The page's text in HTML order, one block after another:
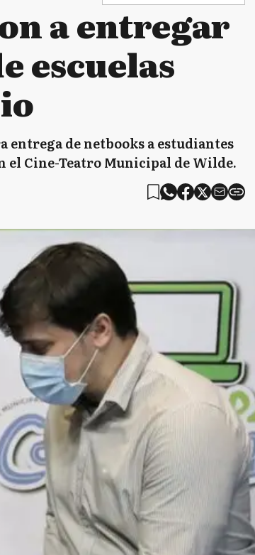
a entregar
escuelas
de netbooks a estudiantes
el Cine-Teatro Municipal de Wilde.